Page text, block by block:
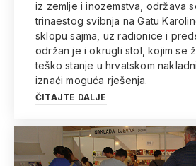
iz zemlje i inozemstva, održava
trinaestog svibnja na Gatu
sklopu sajma, uz radionice i
održan je i okrugli stol, kojim se
teško stanje u hrvatskom
iznaći moguća rješenja.
ČITAJTE DALJE